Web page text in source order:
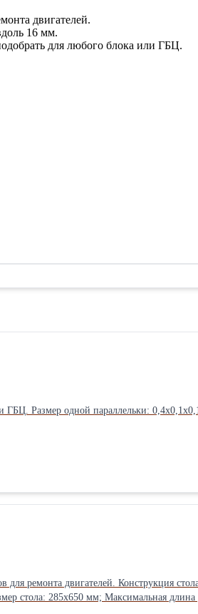
двигателей.
16 мм.
для любого блока или ГБЦ.
ГБЦ. Размер одной параллельки:
ремонта двигателей. Конструкция
стола: 285х650 мм; Максимальная длина